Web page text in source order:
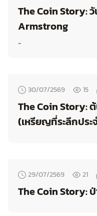
The Coin Story:
Armstrong
-
30/07/2569 15
The Coin Story:
(เหรียญที่ระลึกปร
29/07/2569 21
The Coin Story: